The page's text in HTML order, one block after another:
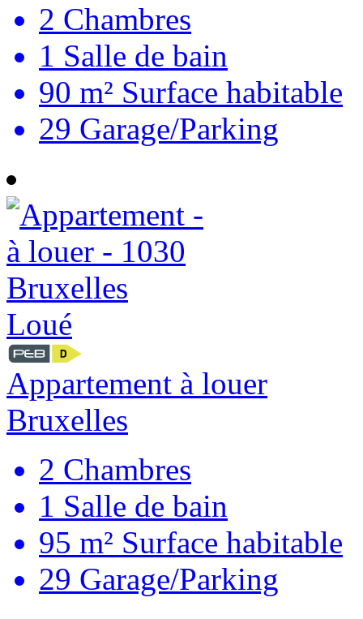
2 Chambres
1 Salle de bain
90 m² Surface habitable
29 Garage/Parking
Loué
Appartement à louer
Bruxelles
2 Chambres
1 Salle de bain
95 m² Surface habitable
29 Garage/Parking